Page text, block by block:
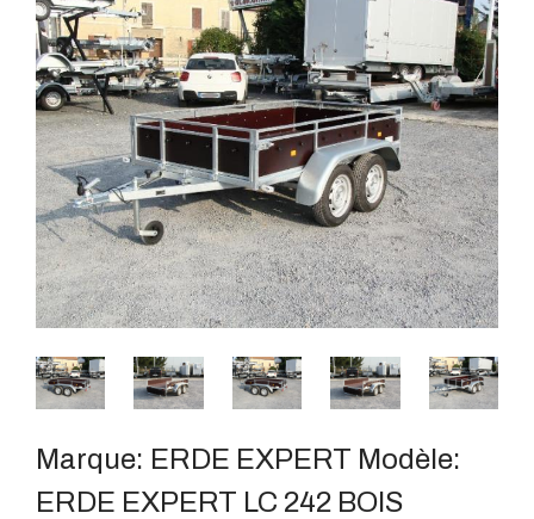
Marque: ERDE EXPERT Modèle:
ERDE EXPERT LC 242 BOIS